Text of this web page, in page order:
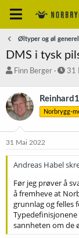
Øltyper og øl
DMS i tysk
T
å
d
s
a
t
e
Finn Berger
S
r
t
a
o
31
Norbrygg-
31 Mai 2022
Andreas Habel
Før jeg prøver å
å fremheve at
grunnlag og felles
sannheten om de